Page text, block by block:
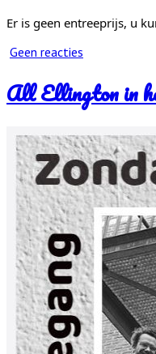
Er is geen entreeprijs, u
Geen reacties
All Ellington in